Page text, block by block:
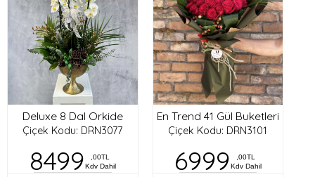
Deluxe 8 Dal Orkide
Çiçek Kodu: DRN3077
8499
,00TL
Kdv Dahil
En Trend 41 Gül Buketleri
Çiçek Kodu: DRN3101
6999
,00TL
Kdv Dahil